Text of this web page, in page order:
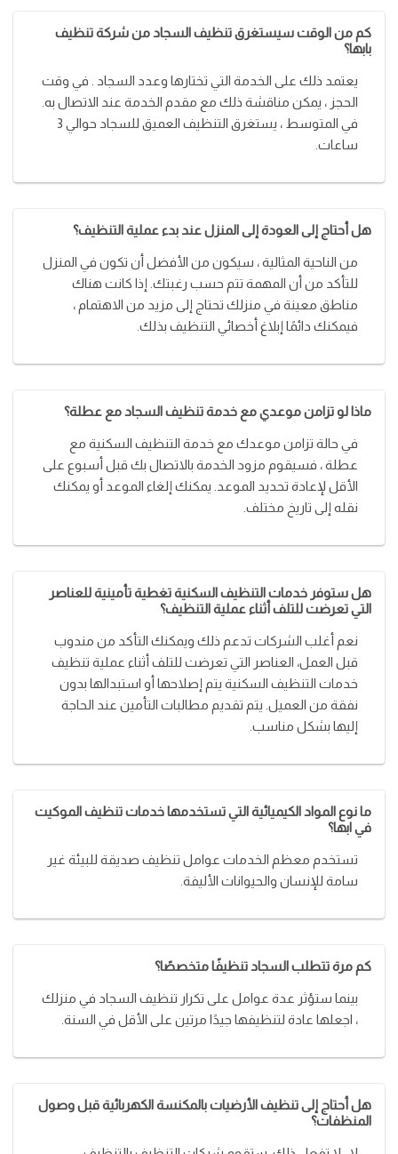
كم من الوقت سيستغرق تنظيف السجاد من شركة تنظيف
بابها؟
يعتمد ذلك على الخدمة التي تختارها وعدد السجاد . في وقت
الحجز ، يمكن مناقشة ذلك مع مقدم الخدمة عند الاتصال به.
في المتوسط ​​، يستغرق التنظيف العميق للسجاد حوالي 3
ساعات.
هل أحتاج إلى العودة إلى المنزل عند بدء عملية التنظيف؟
من الناحية المثالية ، سيكون من الأفضل أن تكون في المنزل
للتأكد من أن المهمة تتم حسب رغبتك. إذا كانت هناك
مناطق معينة في منزلك تحتاج إلى مزيد من الاهتمام ،
فيمكنك دائمًا إبلاغ أخصائي التنظيف بذلك.
ماذا لو تزامن موعدي مع خدمة تنظيف السجاد مع عطلة؟
في حالة تزامن موعدك مع خدمة التنظيف السكنية مع
عطلة ، فسيقوم مزود الخدمة بالاتصال بك قبل أسبوع على
الأقل لإعادة تحديد الموعد. يمكنك إلغاء الموعد أو يمكنك
نقله إلى تاريخ مختلف.
هل ستوفر خدمات التنظيف السكنية تغطية تأمينية للعناصر
التي تعرضت للتلف أثناء عملية التنظيف؟
نعم أغلب الشركات تدعم ذلك ويمكنك التأكد من مندوب
قبل العمل، العناصر التي تعرضت للتلف أثناء عملية تنظيف
خدمات التنظيف السكنية يتم إصلاحها أو استبدالها بدون
نفقة من العميل. يتم تقديم مطالبات التأمين عند الحاجة
إليها بشكل مناسب.
ما نوع المواد الكيميائية التي تستخدمها خدمات تنظيف الموكيت
في ابها؟
تستخدم معظم الخدمات عوامل تنظيف صديقة للبيئة غير
سامة للإنسان والحيوانات الأليفة.
كم مرة تتطلب السجاد تنظيفًا متخصصًا؟
بينما ستؤثر عدة عوامل على تكرار تنظيف السجاد في منزلك
، اجعلها عادة لتنظيفها جيدًا مرتين على الأقل في السنة.
هل أحتاج إلى تنظيف الأرضيات بالمكنسة الكهربائية قبل وصول
المنظفات؟